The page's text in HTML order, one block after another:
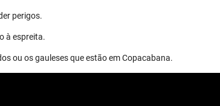
perigos.
à espreita.
ou os gauleses que estão em Copacabana.